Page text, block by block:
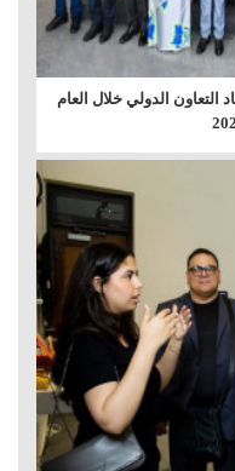
التعاون الدولي خلال العام